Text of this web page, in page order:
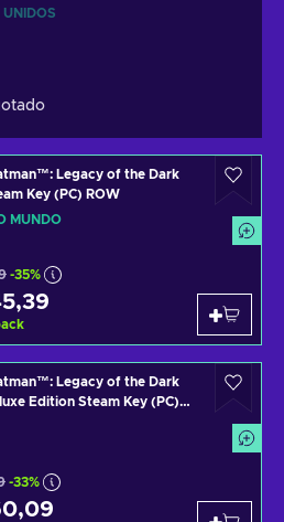
X|S) XBOX LIVE Key
UNIDOS
Legacy of the Dark
Key (PC) ROW
MUNDO
-35%
Legacy of the Dark
Edition Steam Key (PC)
-33%